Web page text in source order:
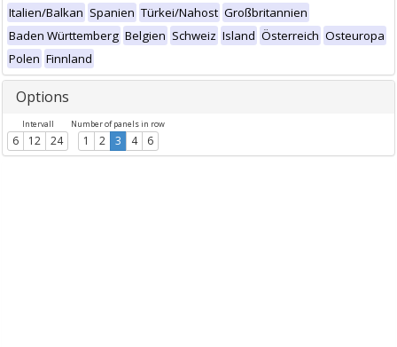
Italien/Balkan Spanien Türkei/Nahost Großbritannien
Baden Württemberg Belgien Schweiz Island Österreich Osteuropa
Polen Finnland
Options
Intervall
6 12 24
Number of panels in row
1 2 3 4 6